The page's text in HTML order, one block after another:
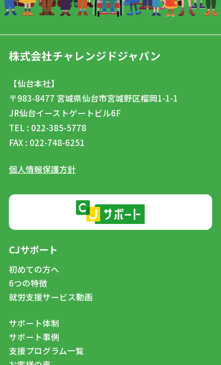
株式会社チャレンジドジャパン
【仙台本社】
〒983-8477 宮城県仙台市宮城野区榴岡1-1-1
JR仙台イーストゲートビル6F
TEL : 022-385-5778
FAX : 022-748-6251
個人情報保護方針
CJサポート
初めての方へ
6つの特徴
就労支援サービス動画
サポート体制
サポート事例
支援プログラム一覧